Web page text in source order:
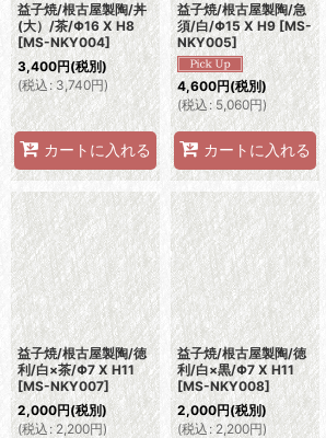
益子焼/根古屋製陶/丼
(大）/茶/Φ16 X H8
[MS-NKY004]
3,400円(税別)
(税込 : 3,740円)
カートに入れる
益子焼/根古屋製陶/急
須/白/Φ15 X H9 [MS-
NKY005]
4,600円(税別)
(税込 : 5,060円)
カートに入れる
益子焼/根古屋製陶/徳
利/白×茶/Φ7 X H11
[MS-NKY007]
2,000円(税別)
(税込 : 2,200円)
益子焼/根古屋製陶/徳
利/白×黒/Φ7 X H11
[MS-NKY008]
2,000円(税別)
(税込 : 2,200円)